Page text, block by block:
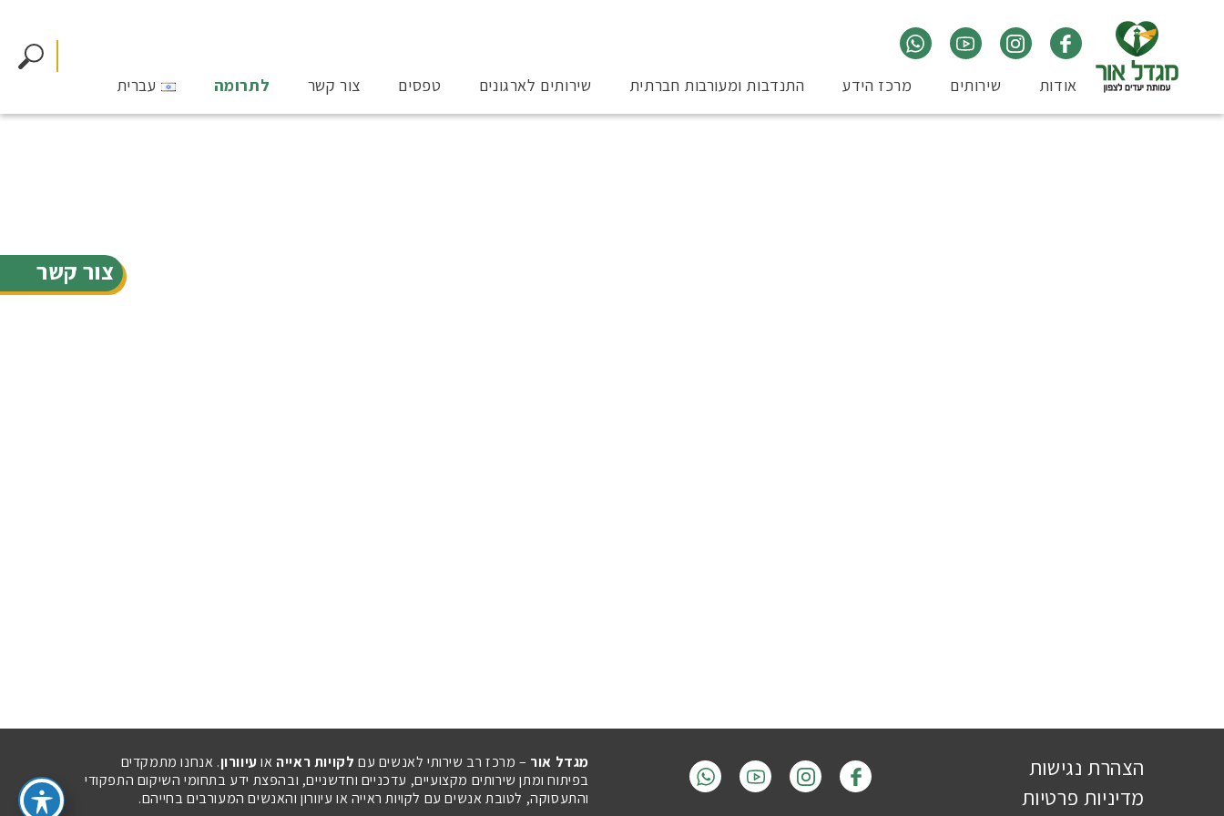
צור קשר
אודות שירותים מרכז הידע התנדבות ומעורבות חברתית שירותים לארגונים טפסים צור קשר לתרומה עברית
הצהרת נגישות
מדיניות פרטיות
מגדל אור – מרכז רב שירותי לאנשים עם לקויות ראייה אועיוורון. אנחנו מתמקדים
בפיתוח ומתן שירותים מקצועיים, עדכניים וחדשניים, ובהפצת ידע בתחומי השיקום התפקודי
והתעסוקה, לטובת אנשים עם לקויות ראייה או עיוורון והאנשים המעורבים בחייהם.